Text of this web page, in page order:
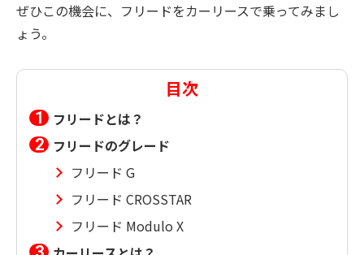
ぜひこの機会に、フリードをカーリースで乗ってみまし
ょう。
目次
フリードとは？
フリードのグレード
フリード G
フリード CROSSTAR
フリード Modulo X